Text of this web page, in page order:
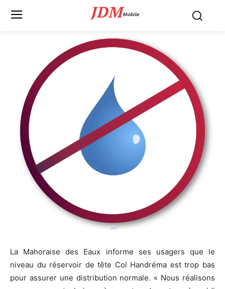
JDMMobile
La Mahoraise des Eaux informe ses usagers que le
niveau du réservoir de tête Col Handréma est trop bas
pour assurer une distribution normale. « Nous réalisons